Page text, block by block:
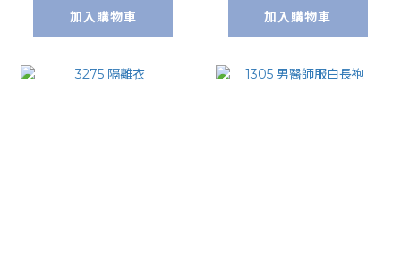
加入購物車 加入購物車